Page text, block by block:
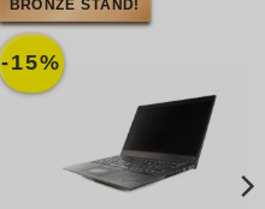
-15%
BRONZE STAND!